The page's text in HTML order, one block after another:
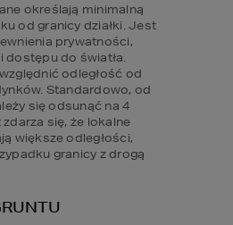
określają minimalną
od granicy działki. Jest
prywatności,
dostępu do światła.
odległość od
Standardowo, od
się odsunąć na 4
się, że lokalne
większe odległości,
granicy z drogą